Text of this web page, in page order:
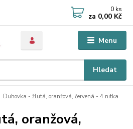
Menu
Hledat
0 ks
za 0,00 Kč
Duhovka - žlutá, oranžová, červená - 4 nitka
oranžová,